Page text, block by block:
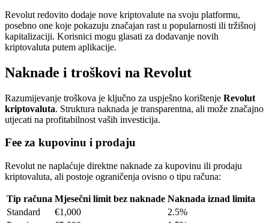
Revolut redovito dodaje nove kriptovalute na svoju platformu,
posebno one koje pokazuju značajan rast u popularnosti ili tržišnoj
kapitalizaciji. Korisnici mogu glasati za dodavanje novih
kriptovaluta putem aplikacije.
Naknade i troškovi na Revolut
Razumijevanje troškova je ključno za uspješno korištenje Revolut
kriptovaluta. Struktura naknada je transparentna, ali može značajno
utjecati na profitabilnost vaših investicija.
Fee za kupovinu i prodaju
Revolut ne naplaćuje direktne naknade za kupovinu ili prodaju
kriptovaluta, ali postoje ograničenja ovisno o tipu računa:
Tip računa Mjesečni limit bez naknade Naknada iznad limita
Standard
€1,000
2.5%